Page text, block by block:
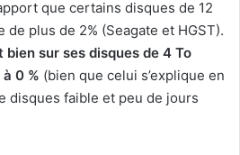
que certains disques de 12
de plus de 2% (Seagate et HGST).
bien sur ses disques de 4 To
0 % (bien que celui s’explique en
disques faible et peu de jours